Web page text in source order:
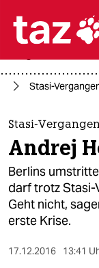

themen
politik
öko
gesellschaft
kultur
Stasi-
Stasi-
Andrej
Berlins
darf trotz Stasi-
Geht nicht,
erste Krise.
17.12.2016 13:41